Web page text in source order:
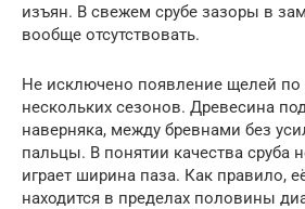
изъян. В свежем срубе зазоры в
вообще отсутствовать.
Не исключено появление щелей по
нескольких сезонов. Древесина
наверняка, между бревнами без
пальцы. В понятии качества сруба
играет ширина паза. Как правило,
находится в пределах половины